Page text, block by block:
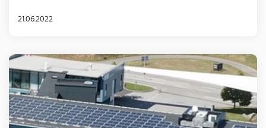
21.06.2022